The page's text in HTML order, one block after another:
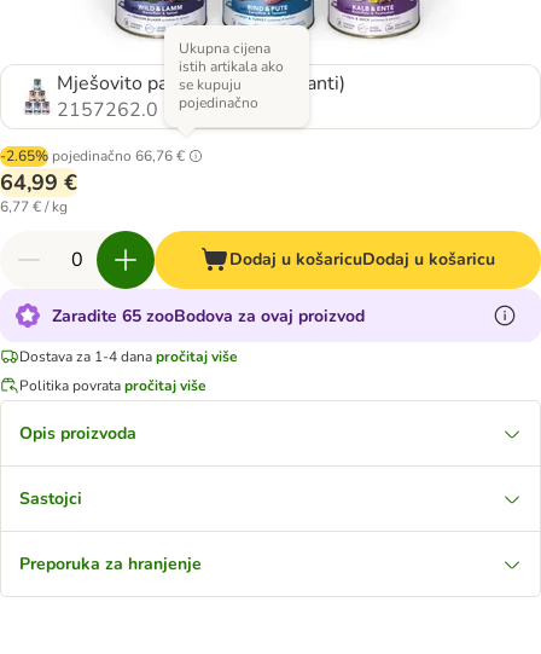
Mješovito pakiranje 1 (6 varijanti)
2157262.0
-2.65% pojedinačno 66,76 €
Ukupna cijena
istih artikala ako
se kupuju
pojedinačno
64,99 €
6,77 € / kg
Dodaj u košaricuDodaj u košaricu
Zaradite 65 zooBodova za ovaj proizvod
Dostava za 1-4 danapročitaj više
Politika povratapročitaj više
Opis proizvoda
Sastojci
Preporuka za hranjenje